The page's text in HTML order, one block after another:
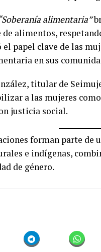
“Soberanía alimentaria”
alimentos,
papel clave de las
en sus
titular de
a las mujeres
justicia social.
forman parte
e indígenas,
de género.